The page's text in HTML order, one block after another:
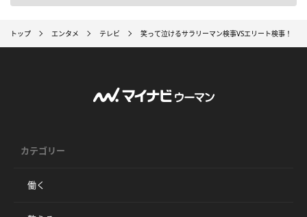
トップ エンタメ テレビ 笑って泣けるサラリーマン検事VSエリート検事！
カテゴリー
働く